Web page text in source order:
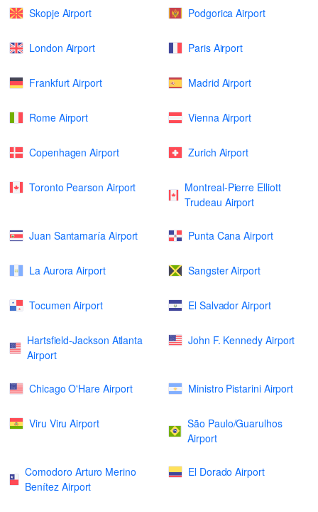
Skopje Airport Podgorica Airport
London Airport Paris Airport
Frankfurt Airport Madrid Airport
Rome Airport Vienna Airport
Copenhagen Airport Zurich Airport
Toronto Pearson Airport
Montreal-Pierre Elliott
Trudeau Airport
Juan Santamaría Airport Punta Cana Airport
La Aurora Airport Sangster Airport
Tocumen Airport El Salvador Airport
Hartsfield-Jackson Atlanta
Airport
John F. Kennedy Airport
Chicago O'Hare Airport Ministro Pistarini Airport
Viru Viru Airport
São Paulo/Guarulhos
Airport
Comodoro Arturo Merino
Benítez Airport
El Dorado Airport